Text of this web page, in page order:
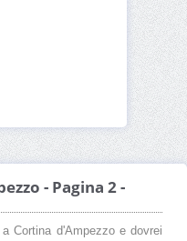
- Pagina 2 -
Cortina d'Ampezzo e dovrei